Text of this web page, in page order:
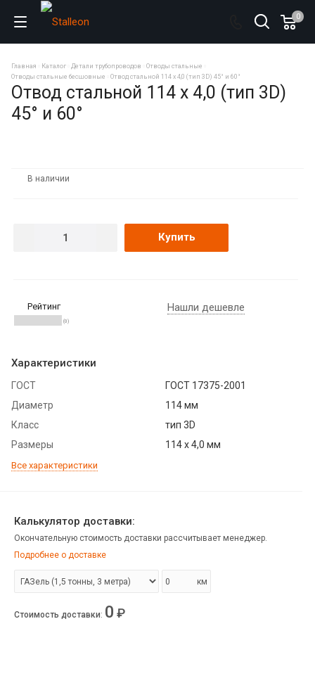
0
Главная Каталог Детали трубопроводов
Отводы стальные
Отводы стальные бесшовные
Отвод стальной 114 х 4,0 (тип 3D) 45° и 60°
Отвод стальной 114 х 4,0 (тип 3D)
45° и 60°
В наличии
Купить
Рейтинг
(0)
Нашли дешевле
Характеристики
ГОСТ
ГОСТ 17375-2001
Диаметр
114 мм
Класс
тип 3D
Размеры
114 х 4,0 мм
Все характеристики
Калькулятор доставки:
Окончательную стоимость доставки рассчитывает менеджер.
Подробнее о доставке
км
Стоимость доставки: 0 ₽